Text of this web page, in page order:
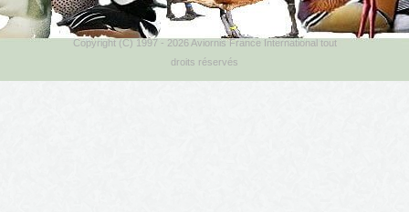
Copyright (C) 1997 - 2026 Aviornis France International tout
droits réservés